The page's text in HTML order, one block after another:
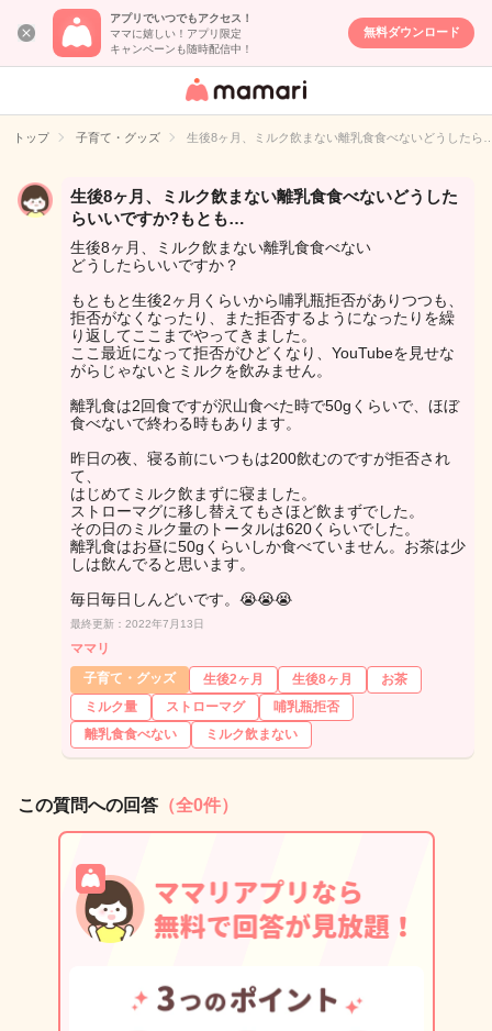
アプリでいつでもアクセス！
ママに嬉しい！アプリ限定
キャンペーンも随時配信中！
無料ダウンロード
女性専用匿名QA
イト
トップ 子育て・グッズ 生後8ヶ月、ミルク飲まない離乳食食べないどうしたら
生後8ヶ月、ミルク飲まない離乳食食べないどうした
らいいですか?もとも…
生後8ヶ月、ミルク飲まない離乳食食べない
どうしたらいいですか？
もともと生後2ヶ月くらいから哺乳瓶拒否がありつつも、
拒否がなくなったり、また拒否するようになったりを繰
り返してここまでやってきました。
ここ最近になって拒否がひどくなり、YouTubeを見せな
がらじゃないとミルクを飲みません。
離乳食は2回食ですが沢山食べた時で50gくらいで、ほぼ
食べないで終わる時もあります。
昨日の夜、寝る前にいつもは200飲むのですが拒否され
て、
はじめてミルク飲まずに寝ました。
ストローマグに移し替えてもさほど飲まずでした。
その日のミルク量のトータルは620くらいでした。
離乳食はお昼に50gくらいしか食べていません。お茶は少
しは飲んでると思います。
毎日毎日しんどいです。😭😭😭
最終更新：2022年7月13日
ママリ
子育て・グッズ
生後2ヶ月 生後8ヶ月
お茶
ミルク量
ストローマグ
哺乳瓶拒否
離乳食食べない
ミルク飲まない
この質問への回答 （全0件）